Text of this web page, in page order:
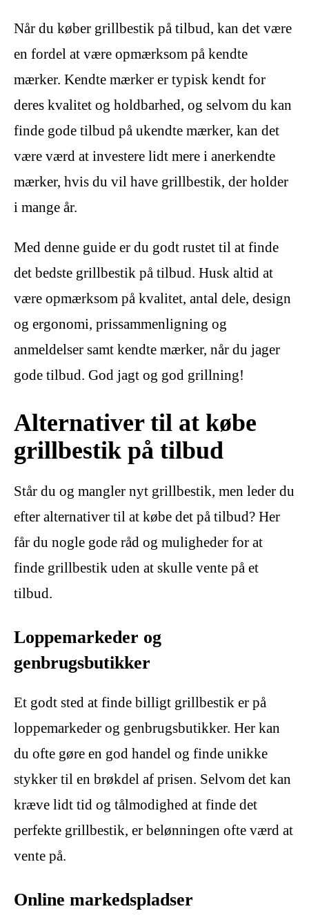
Når du køber grillbestik på tilbud, kan det være
en fordel at være opmærksom på kendte
mærker. Kendte mærker er typisk kendt for
deres kvalitet og holdbarhed, og selvom du kan
finde gode tilbud på ukendte mærker, kan det
være værd at investere lidt mere i anerkendte
mærker, hvis du vil have grillbestik, der holder
i mange år.
Med denne guide er du godt rustet til at finde
det bedste grillbestik på tilbud. Husk altid at
være opmærksom på kvalitet, antal dele, design
og ergonomi, prissammenligning og
anmeldelser samt kendte mærker, når du jager
gode tilbud. God jagt og god grillning!
Alternativer til at købe
grillbestik på tilbud
Står du og mangler nyt grillbestik, men leder du
efter alternativer til at købe det på tilbud? Her
får du nogle gode råd og muligheder for at
finde grillbestik uden at skulle vente på et
tilbud.
Loppemarkeder og
genbrugsbutikker
Et godt sted at finde billigt grillbestik er på
loppemarkeder og genbrugsbutikker. Her kan
du ofte gøre en god handel og finde unikke
stykker til en brøkdel af prisen. Selvom det kan
kræve lidt tid og tålmodighed at finde det
perfekte grillbestik, er belønningen ofte værd at
vente på.
Online markedspladser